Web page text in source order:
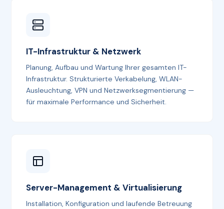
IT-Infrastruktur & Netzwerk
Planung, Aufbau und Wartung Ihrer gesamten IT-
Infrastruktur. Strukturierte Verkabelung, WLAN-
Ausleuchtung, VPN und Netzwerksegmentierung —
für maximale Performance und Sicherheit.
Server-Management & Virtualisierung
Installation, Konfiguration und laufende Betreuung